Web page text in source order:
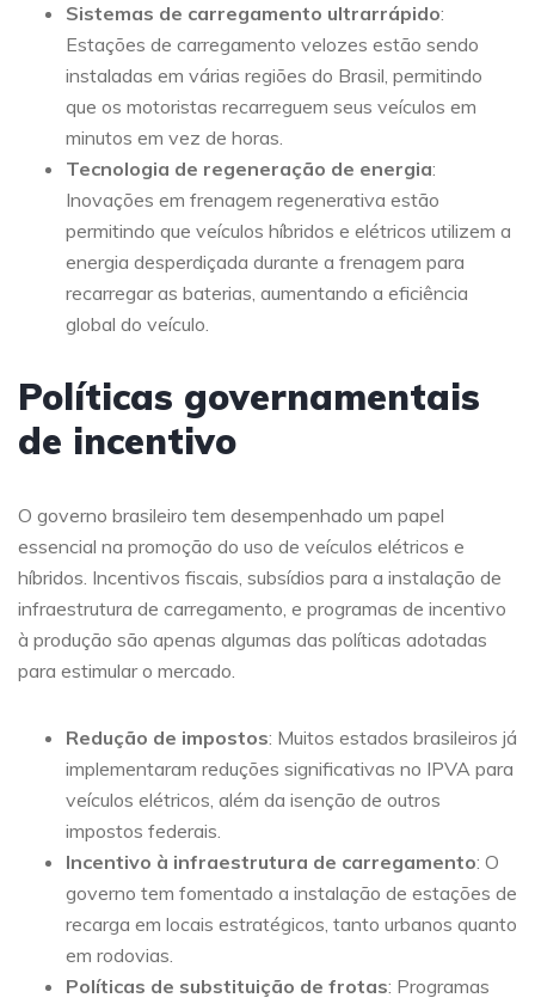
Sistemas de carregamento ultrarrápido:
Estações de carregamento velozes estão sendo
instaladas em várias regiões do Brasil, permitindo
que os motoristas recarreguem seus veículos em
minutos em vez de horas.
Tecnologia de regeneração de energia:
Inovações em frenagem regenerativa estão
permitindo que veículos híbridos e elétricos utilizem a
energia desperdiçada durante a frenagem para
recarregar as baterias, aumentando a eficiência
global do veículo.
Políticas governamentais
de incentivo
O governo brasileiro tem desempenhado um papel
essencial na promoção do uso de veículos elétricos e
híbridos. Incentivos fiscais, subsídios para a instalação de
infraestrutura de carregamento, e programas de incentivo
à produção são apenas algumas das políticas adotadas
para estimular o mercado.
Redução de impostos: Muitos estados brasileiros já
implementaram reduções significativas no IPVA para
veículos elétricos, além da isenção de outros
impostos federais.
Incentivo à infraestrutura de carregamento: O
governo tem fomentado a instalação de estações de
recarga em locais estratégicos, tanto urbanos quanto
em rodovias.
Políticas de substituição de frotas: Programas